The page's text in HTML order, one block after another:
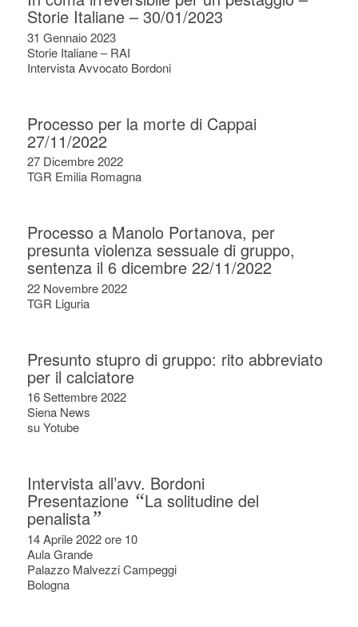
Storie Italiane – 30/01/2023
31 Gennaio 2023
Storie Italiane – RAI
Intervista Avvocato Bordoni
Processo per la morte di Cappai
27/11/2022
27 Dicembre 2022
TGR Emilia Romagna
Processo a Manolo Portanova, per
presunta violenza sessuale di gruppo,
sentenza il 6 dicembre 22/11/2022
22 Novembre 2022
TGR Liguria
Presunto stupro di gruppo: rito abbreviato
per il calciatore
16 Settembre 2022
Siena News
su Yotube
Intervista all’avv. Bordoni
Presentazione “La solitudine del
penalista”
14 Aprile 2022 ore 10
Aula Grande
Palazzo Malvezzi Campeggi
Bologna